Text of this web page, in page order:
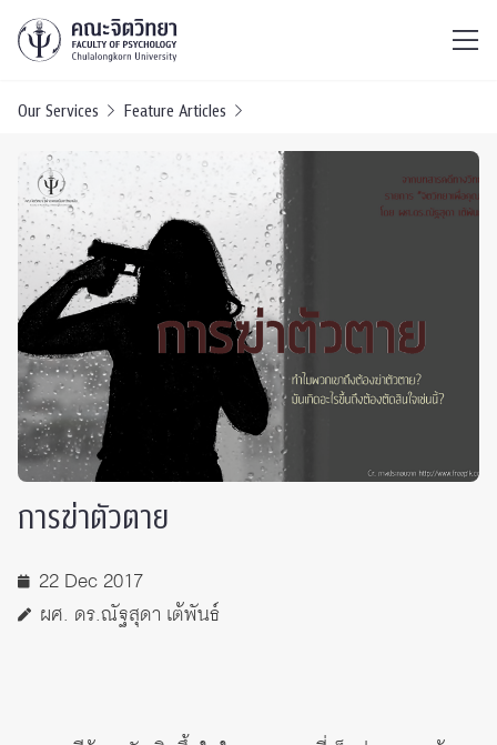
Our Services Feature Articles
การฆ่าตัวตาย
22 Dec 2017
ผศ. ดร.ณัฐสุดา เต้พันธ์